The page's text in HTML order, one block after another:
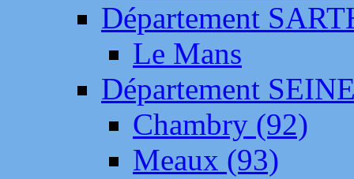
Département
Le Mans
Département
Chambry (92)
Meaux (93)